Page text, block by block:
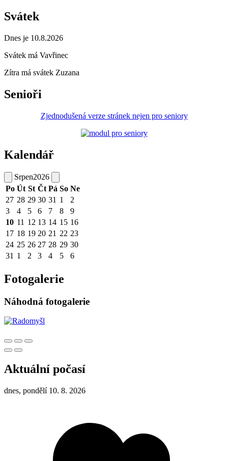
Svátek
Dnes je 10.8.2026
Svátek má Vavřinec
Zítra má svátek Zuzana
Senioři
Zjednodušená verze stránek nejen pro seniory
Kalendář
Srpen2026
Po Út St Čt Pá So Ne
27 28 29 30 31 1
2
3
4 5 6 7 8
9
10 11 12 13 14 15 16
17 18 19 20 21 22 23
24 25 26 27 28 29 30
31 1 2 3 4 5 6
Fotogalerie
Náhodná fotogalerie
Aktuální počasí
dnes, pondělí 10. 8. 2026